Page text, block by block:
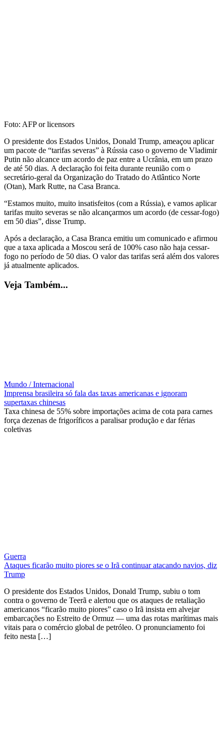
Foto: AFP or licensors
O presidente dos Estados Unidos, Donald Trump, ameaçou aplicar
um pacote de “tarifas severas” à Rússia caso o governo de Vladimir
Putin não alcance um acordo de paz entre a Ucrânia, em um prazo
de até 50 dias. A declaração foi feita durante reunião com o
secretário-geral da Organização do Tratado do Atlântico Norte
(Otan), Mark Rutte, na Casa Branca.
“Estamos muito, muito insatisfeitos (com a Rússia), e vamos aplicar
tarifas muito severas se não alcançarmos um acordo (de cessar-fogo)
em 50 dias”, disse Trump.
Após a declaração, a Casa Branca emitiu um comunicado e afirmou
que a taxa aplicada a Moscou será de 100% caso não haja cessar-
fogo no período de 50 dias. O valor das tarifas será além dos valores
já atualmente aplicados.
Veja Também...
Mundo / Internacional
Imprensa brasileira só fala das taxas americanas e ignoram
supertaxas chinesas
Taxa chinesa de 55% sobre importações acima de cota para carnes
força dezenas de frigoríficos a paralisar produção e dar férias
coletivas
Guerra
Ataques ficarão muito piores se o Irã continuar atacando navios, diz
Trump
O presidente dos Estados Unidos, Donald Trump, subiu o tom
contra o governo de Teerã e alertou que os ataques de retaliação
americanos “ficarão muito piores” caso o Irã insista em alvejar
embarcações no Estreito de Ormuz — uma das rotas marítimas mais
vitais para o comércio global de petróleo. O pronunciamento foi
feito nesta […]